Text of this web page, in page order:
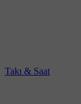
Takı & Saat